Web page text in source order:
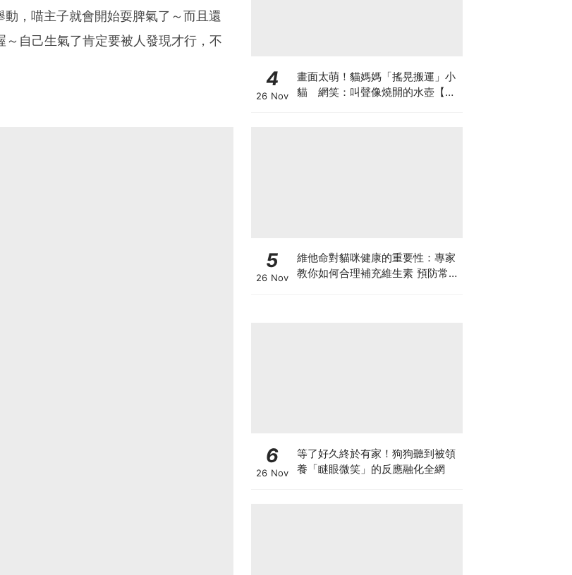
，喵主子就會開始耍脾氣了～而且還
自己生氣了肯定要被人發現才行，不
4
26 Nov
畫面太萌！貓媽媽「搖晃搬運」小
貓 網笑：叫聲像燒開的水壺【有
5
26 Nov
維他命對貓咪健康的重要性：專家
教你如何合理補充維生素 預防常見
6
26 Nov
等了好久終於有家！狗狗聽到被領
養「瞇眼微笑」的反應融化全網